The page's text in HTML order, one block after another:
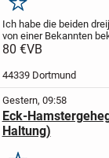
Merken
Ich habe die beiden
von einer Bekannten
wollte die beiden
daher vergesellschaften.
Vergesellschaftung...
80 €VB
44339 Dortmund
Gestern, 09:58
Eck-
Haltung)